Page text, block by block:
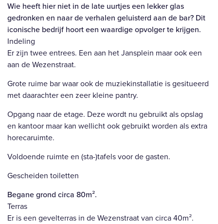
Wie heeft hier niet in de late uurtjes een lekker glas
gedronken en naar de verhalen geluisterd aan de bar? Dit
iconische bedrijf hoort een waardige opvolger te krijgen.
Indeling
Er zijn twee entrees. Een aan het Jansplein maar ook een
aan de Wezenstraat.
Grote ruime bar waar ook de muziekinstallatie is gesitueerd
met daarachter een zeer kleine pantry.
Opgang naar de etage. Deze wordt nu gebruikt als opslag
en kantoor maar kan wellicht ook gebruikt worden als extra
horecaruimte.
Voldoende ruimte en (sta-)tafels voor de gasten.
Gescheiden toiletten
Begane grond circa 80m².
Terras
Er is een gevelterras in de Wezenstraat van circa 40m².